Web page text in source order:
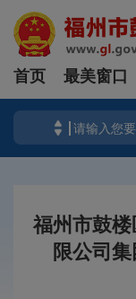
首页 最美窗口
福州市鼓
限公司